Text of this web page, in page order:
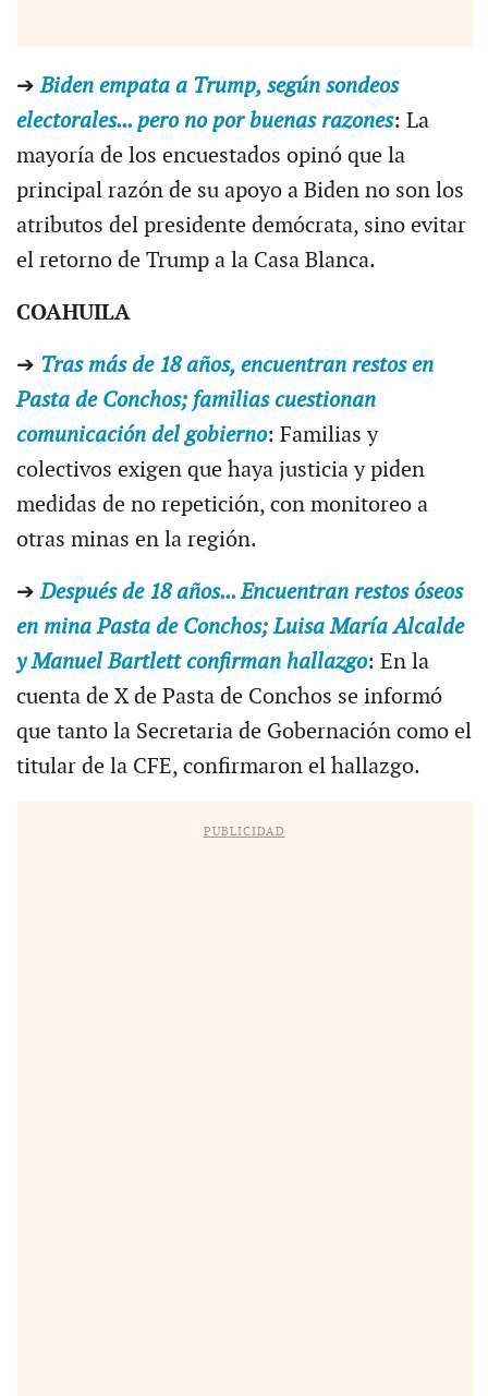
➔Biden empata a Trump, según sondeos
electorales... pero no por buenas razones: La
mayoría de los encuestados opinó que la
principal razón de su apoyo a Biden no son los
atributos del presidente demócrata, sino evitar
el retorno de Trump a la Casa Blanca.
COAHUILA
➔ Tras más de 18 años, encuentran restos en
Pasta de Conchos; familias cuestionan
comunicación del gobierno: Familias y
colectivos exigen que haya justicia y piden
medidas de no repetición, con monitoreo a
otras minas en la región.
➔Después de 18 años... Encuentran restos óseos
en mina Pasta de Conchos; Luisa María Alcalde
y Manuel Bartlett confirman hallazgo: En la
cuenta de X de Pasta de Conchos se informó
que tanto la Secretaria de Gobernación como el
titular de la CFE, confirmaron el hallazgo.
PUBLICIDAD